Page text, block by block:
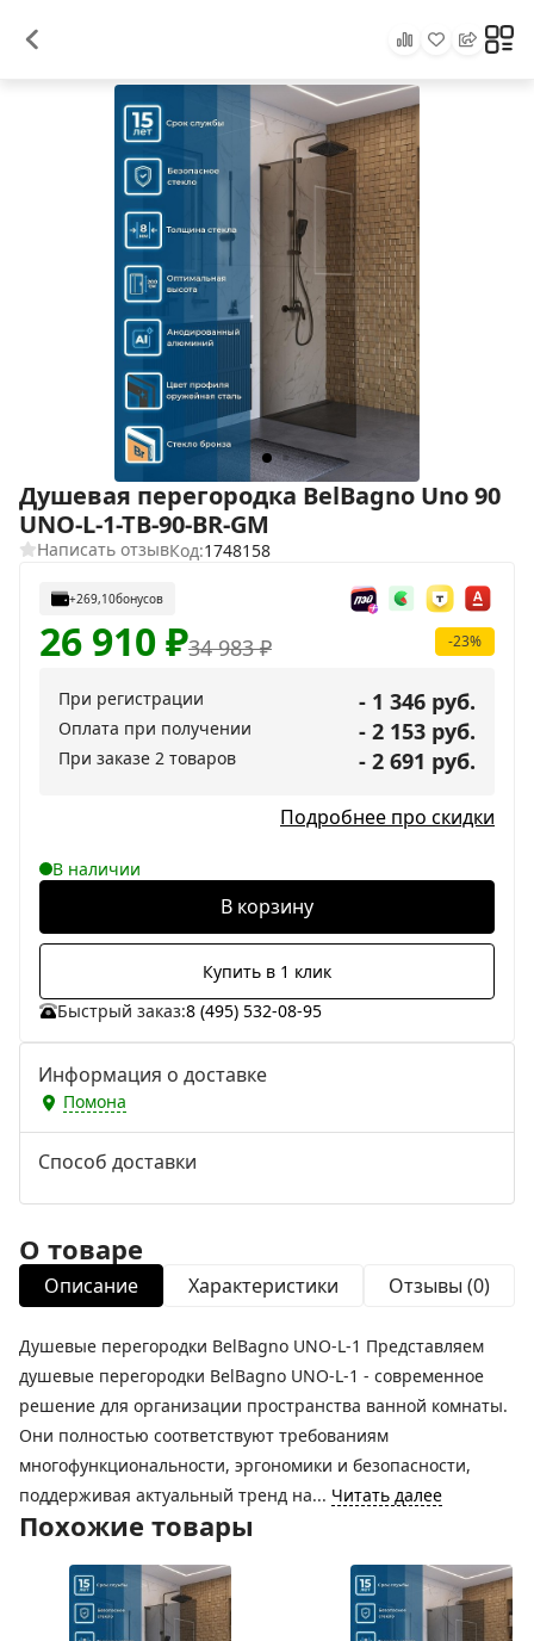
Душевая перегородка BelBagno Uno 90
UNO-L-1-TB-90-BR-GM
Написать отзывКод:1748158
+269,10бонусов
34 983₽
26 910₽ -23%
При регистрации - 1 346 руб.
Оплата при получении - 2 153 руб.
При заказе 2 товаров - 2 691 руб.
Подробнее про скидки
В наличии
В корзину
Купить в 1 клик
Быстрый заказ:8 (495) 532-08-95
Информация о доставке
Помона
Способ доставки
О товаре
Описание Характеристики Отзывы (0)
Душевые перегородки BelBagno UNO-L-1 Представляем
душевые перегородки BelBagno UNO-L-1 - современное
решение для организации пространства ванной комнаты.
Они полностью соответствуют требованиям
многофункциональности, эргономики и безопасности,
поддерживая актуальный тренд на... Читать далее
Похожие товары